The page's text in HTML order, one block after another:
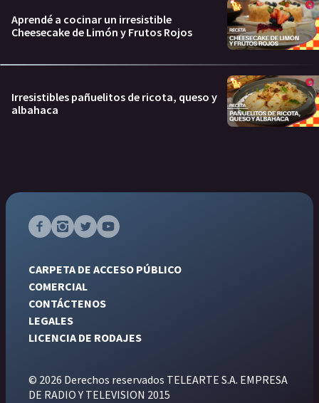
Aprendé a cocinar un irresistible
Cheesecake de Limón y Frutos Rojos
Irresistibles pañuelitos de ricota, queso y
albahaca
CARPETA DE ACCESO PÚBLICO
COMERCIAL
CONTÁCTENOS
LEGALES
LICENCIA DE RODAJES
© 2026 Derechos reservados TELEARTE S.A. EMPRESA
DE RADIO Y TELEVISION 2015